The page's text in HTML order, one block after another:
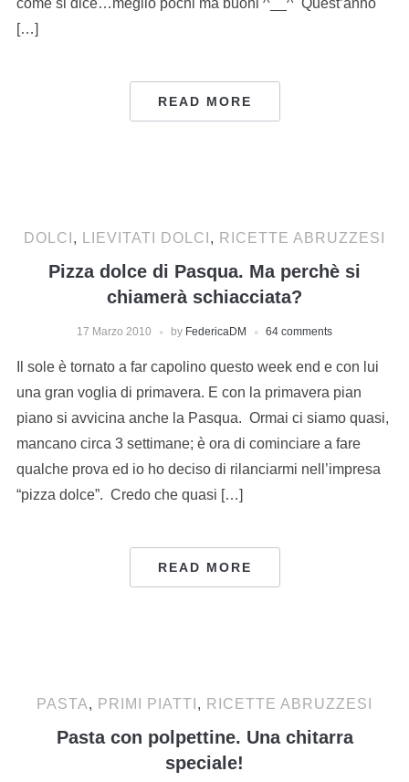
come si dice…meglio pochi ma buoni ^__^ Quest’anno
[…]
READ MORE
DOLCI , LIEVITATI DOLCI , RICETTE ABRUZZESI
Pizza dolce di Pasqua. Ma perchè si
chiamerà schiacciata?
17 Marzo 2010 by FedericaDM 64 comments
Il sole è tornato a far capolino questo week end e con lui
una gran voglia di primavera. E con la primavera pian
piano si avvicina anche la Pasqua. Ormai ci siamo quasi,
mancano circa 3 settimane; è ora di cominciare a fare
qualche prova ed io ho deciso di rilanciarmi nell’impresa
“pizza dolce”. Credo che quasi […]
READ MORE
PASTA, PRIMI PIATTI , RICETTE ABRUZZESI
Pasta con polpettine. Una chitarra
speciale!